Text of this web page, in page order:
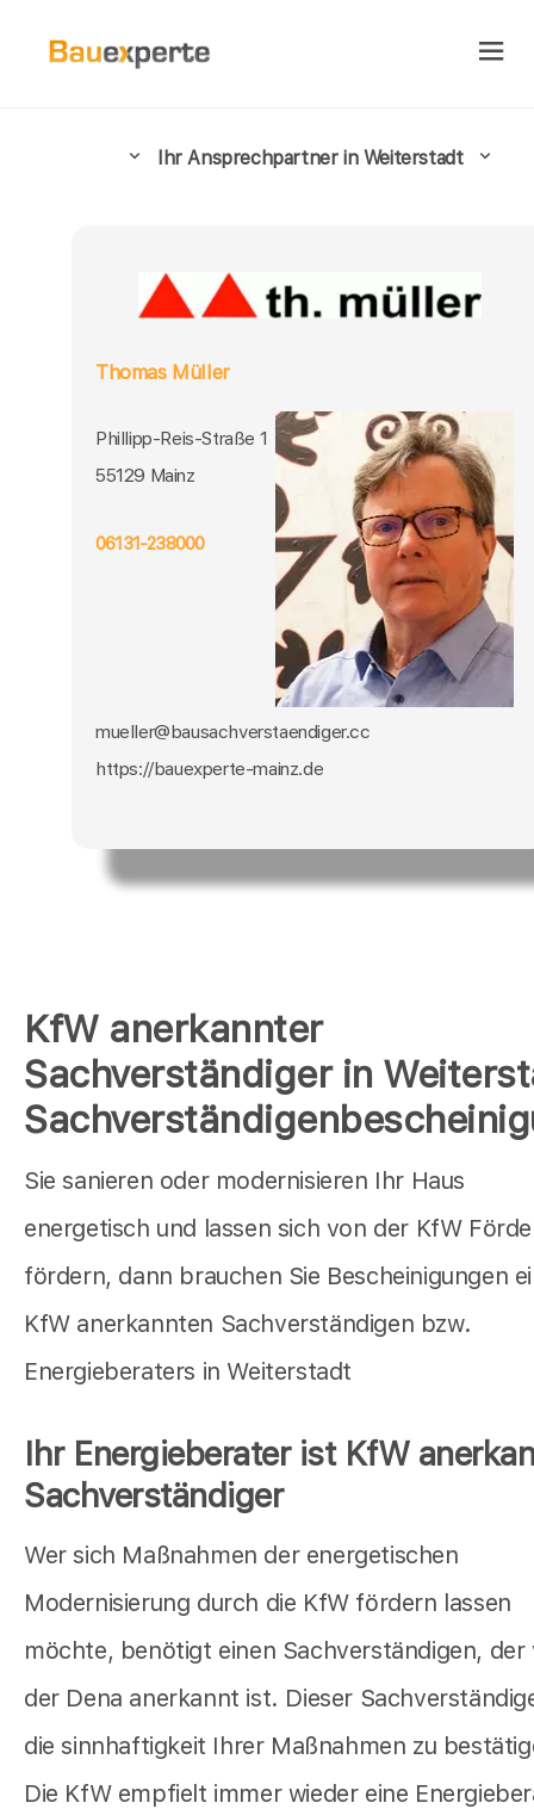
KfW anerkannter
Sachverständiger in
Sie sanieren oder modernisieren Ihr Haus
energetisch und lassen sich von der KfW
fördern, dann brauchen Sie Bescheinigungen
KfW anerkannten Sachverständigen bzw.
Energieberaters in Weiterstadt
Ihr Energieberater ist KfW
Sachverständiger
Wer sich Maßnahmen der energetischen
Modernisierung durch die KfW fördern lassen
möchte, benötigt einen Sachverständigen, der
der Dena anerkannt ist. Dieser
die sinnhaftigkeit Ihrer Maßnahmen zu
Die KfW empfielt immer wieder eine
Ihr Ansprechpartner in Weiterstadt
Thomas Müller
Phillipp-Reis-Straße 1
55129 Mainz
06131-238000
mueller@bausachverstaendiger.cc
https://bauexperte-mainz.de